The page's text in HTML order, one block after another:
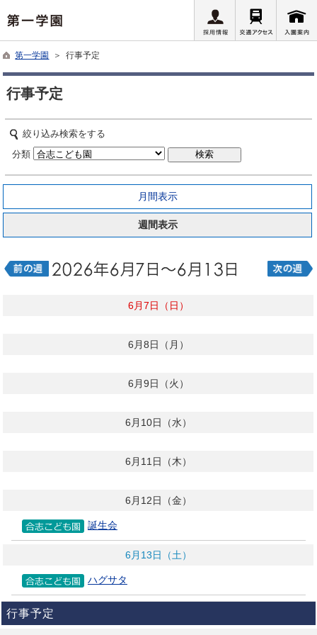
第一学園 ＞ 行事予定
行事予定
絞り込み検索をする
分類
月間表示
週間表示
6月7日（日）
6月8日（月）
6月9日（火）
6月10日（水）
6月11日（木）
6月12日（金）
誕生会
6月13日（土）
ハグサタ
行事予定